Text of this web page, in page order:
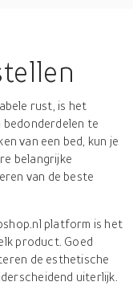
rust, is het
te
van een bed, kun je
belangrijke
van de beste
platform is het
product. Goed
de esthetische
uiterlijk.